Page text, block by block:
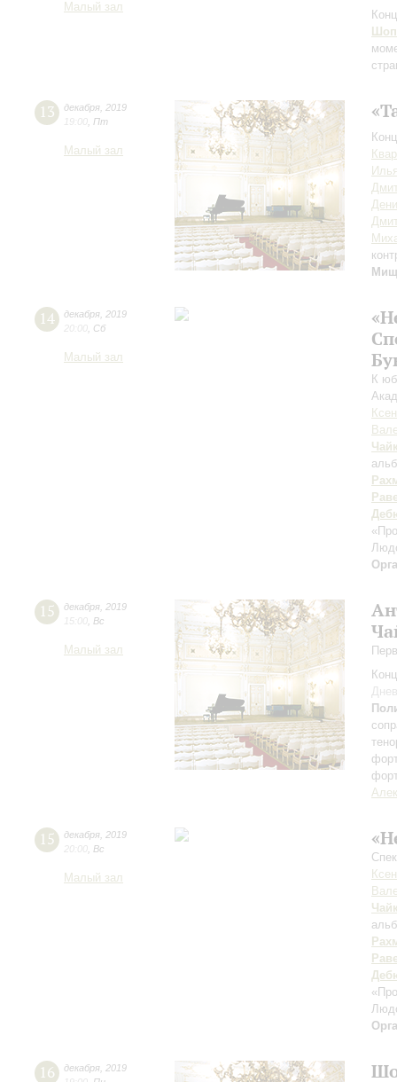
Малый зал
13 декабря 2019
19:00 Пт
Малый зал
14 декабря 2019
20:00 Сб
Малый зал
К
15 декабря 2019
15:00 Вс
Малый зал
15 декабря 2019
20:00 Вс
Малый зал
16 декабря 2019